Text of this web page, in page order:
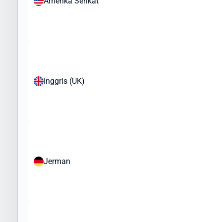
Aksesoris fashion
Perangkat medis
Inggris (UK)
Jerman